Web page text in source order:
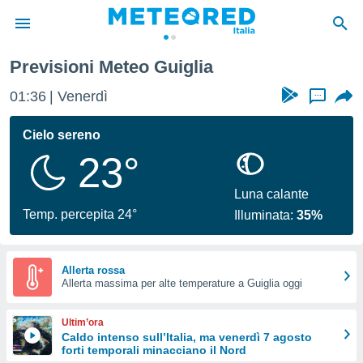
di
per
le
di
Web
le
Previsioni Meteo Guiglia
01:36 Venerdì ...
Cielo sereno
23°
Temp. percepita 24°
Luna calante
Illuminata:35%
Allerta rossa
Allerta massima per alte temperature a Guiglia oggi
Ultim’ora
Caldo intenso sull’Italia, ma venerdì 7 agosto
forti temporali minacciano il Nord